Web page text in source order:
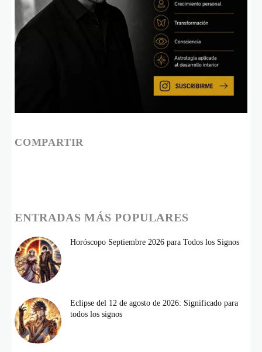
COMPARTIR
ENTRADAS MÁS POPULARES
Horóscopo Septiembre 2026 para Todos los Signos
Eclipse del 12 de agosto de 2026: Significado para
todos los signos